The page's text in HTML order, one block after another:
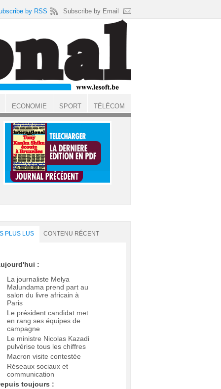
PLUS LUS CONTENU RÉCENT
:
La journaliste Melya
Malundama prend part au
salon du livre africain à
Paris
Le président candidat met
en rang ses équipes de
campagne
Le ministre Nicolas Kazadi
pulvérise tous les chiffres
Macron visite contestée
Réseaux sociaux et
communication
toujours :
by RSS Subscribe by Email
ECONOMIE SPORT TÉLÉCOM